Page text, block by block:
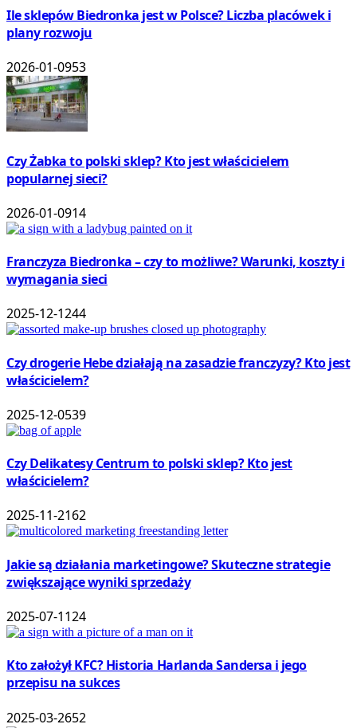
Ile sklepów Biedronka jest w Polsce? Liczba placówek i
plany rozwoju
2026-01-0953
Czy Żabka to polski sklep? Kto jest właścicielem
popularnej sieci?
2026-01-0914
Franczyza Biedronka – czy to możliwe? Warunki, koszty i
wymagania sieci
2025-12-1244
Czy drogerie Hebe działają na zasadzie franczyzy? Kto jest
właścicielem?
2025-12-0539
Czy Delikatesy Centrum to polski sklep? Kto jest
właścicielem?
2025-11-2162
Jakie są działania marketingowe? Skuteczne strategie
zwiększające wyniki sprzedaży
2025-07-1124
Kto założył KFC? Historia Harlanda Sandersa i jego
przepisu na sukces
2025-03-2652